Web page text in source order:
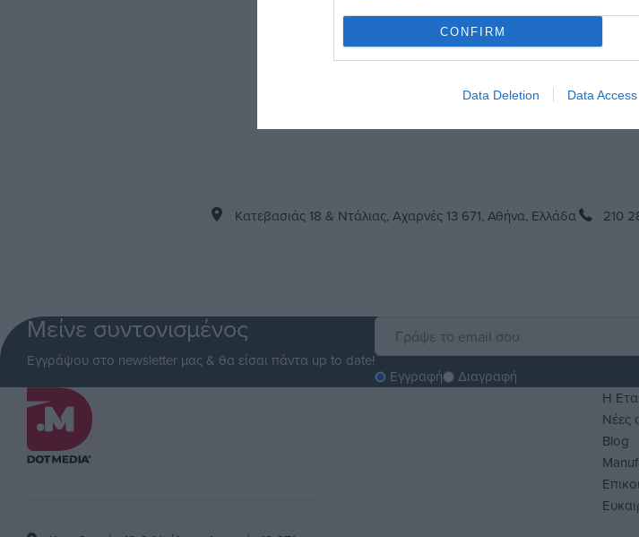
CONFIRM
Data Deletion Data Access
Kατεβασιάς 18 & Ντάλιας, Αχαρνές 13 671, Αθήνα, Ελλάδα 210
Μείνε συντονισμένος
Εγγράψου στο newsletter μας & θα είσαι πάντα up to date!
Εγγραφή
Διαγραφή
H
Νέες
Blog